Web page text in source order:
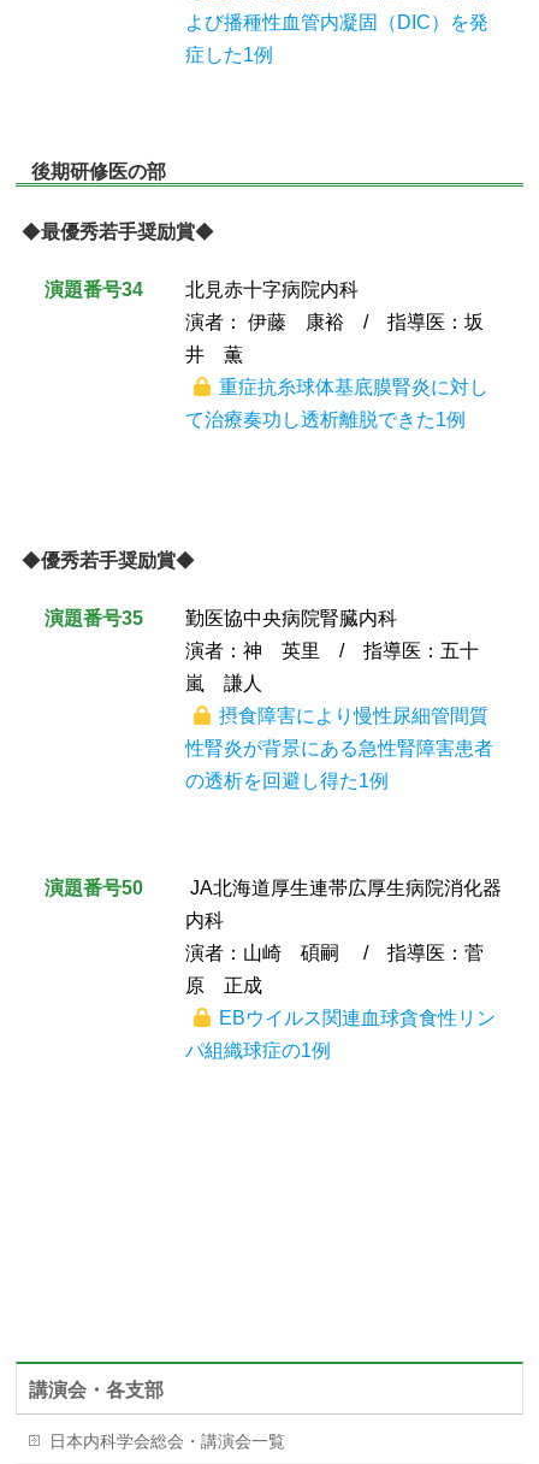
よび播種性血管内凝固（DIC）を発
症した1例
後期研修医の部
◆最優秀若手奨励賞◆
演題番号34
北見赤十字病院内科
演者： 伊藤 康裕 / 指導医：坂
井 薫
重症抗糸球体基底膜腎炎に対し
て治療奏功し透析離脱できた1例
◆優秀若手奨励賞◆
演題番号35
勤医協中央病院腎臓内科
演者：神 英里 / 指導医：五十
嵐 謙人
摂食障害により慢性尿細管間質
性腎炎が背景にある急性腎障害患者
の透析を回避し得た1例
演題番号50
JA北海道厚生連帯広厚生病院消化器
内科
演者：山崎 碩嗣 / 指導医：菅
原 正成
EBウイルス関連血球貪食性リン
パ組織球症の1例
講演会・各支部
日本内科学会総会・講演会一覧